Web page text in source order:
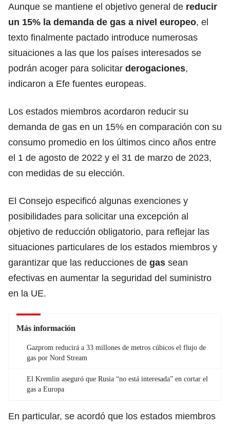
Aunque se mantiene el objetivo general de reducir
un 15% la demanda de gas a nivel europeo, el
texto finalmente pactado introduce numerosas
situaciones a las que los países interesados se
podrán acoger para solicitar derogaciones,
indicaron a Efe fuentes europeas.
Los estados miembros acordaron reducir su
demanda de gas en un 15% en comparación con su
consumo promedio en los últimos cinco años entre
el 1 de agosto de 2022 y el 31 de marzo de 2023,
con medidas de su elección.
El Consejo especificó algunas exenciones y
posibilidades para solicitar una excepción al
objetivo de reducción obligatorio, para reflejar las
situaciones particulares de los estados miembros y
garantizar que las reducciones de gas sean
efectivas en aumentar la seguridad del suministro
en la UE.
Más información
Gazprom reducirá a 33 millones de metros cúbicos el flujo de
gas por Nord Stream
El Kremlin aseguró que Rusia “no está interesada” en cortar el
gas a Europa
En particular, se acordó que los estados miembros